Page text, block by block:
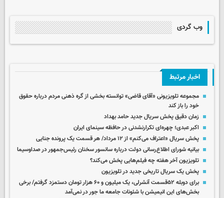
وب گردی
اخبار مرتبط
مجموعه تلویزیونی «آقای قاضی» توانسته بخشی از گره ذهنی مردم درباره حقوق
خود را باز کند
زمان دقیق پخش سریال جدید حامد بهداد
اکبر عبدی؛ چهره‌ای تکرارنشدنی در حافظه سینمای ایران
پخش سریال «اعتراف می‌کنم» از ۱۲ مرداد/ هر قسمت یک پرونده جنایی
بیانیه شورای اطلاع‌رسانی دولت درباره سانسور سخنان رئیس‌جمهور در صداوسیما
تلویزیون آخر هفته چه فیلم‌هایی پخش می‌کند؟
پخش یک سریال تاریخی جدید در تلویزیون
برای دوبله ۵۲قسمت آنشرلی، یک میلیون و ۶۰ هزار تومان دستمزد گرفتم/ برخی
بخش‌های این انیمیشن با شئونات جامعه ما جور در نمی‌آمد